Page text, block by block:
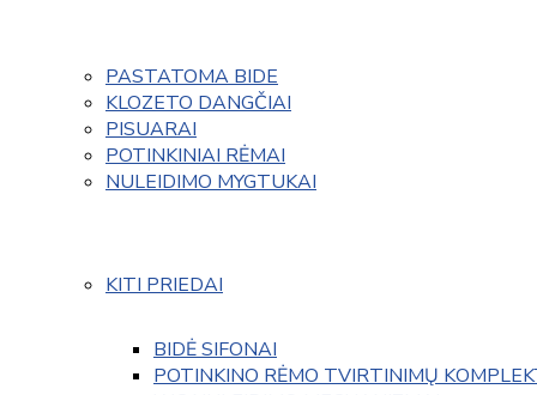
PASTATOMA BIDE
KLOZETO DANGČIAI
PISUARAI
POTINKINIAI RĖMAI
NULEIDIMO MYGTUKAI
KITI PRIEDAI
BIDĖ SIFONAI
POTINKINO RĖMO TVIRTINIMŲ